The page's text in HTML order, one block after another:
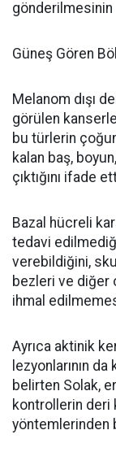
gönderilmesinin
Güneş Gören
Melanom dışı
görülen
bu türlerin
kalan baş,
çıktığını ifade
Bazal hücreli
tedavi
verebildiğini,
bezleri ve diğer
ihmal
Ayrıca aktinik
lezyonlarının
belirten Solak,
kontrollerin deri
yöntemlerinden